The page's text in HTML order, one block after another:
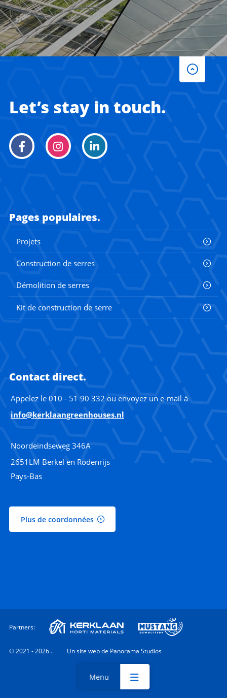
Menu
Let’s stay in touch.
Pages populaires.
Projets
Construction de serres
Démolition de serres
Kit de construction de serre
Contact direct.
Appelez le 010 - 51 90 332 ou envoyez un e-mail à
info@kerklaangreenhouses.nl
Noordeindseweg 346A
2651LM Berkel en Rodenrijs
Pays-Bas
Plus de coordonnées
Partners:
© 2021 - 2026 . Un site web de Panorama Studios